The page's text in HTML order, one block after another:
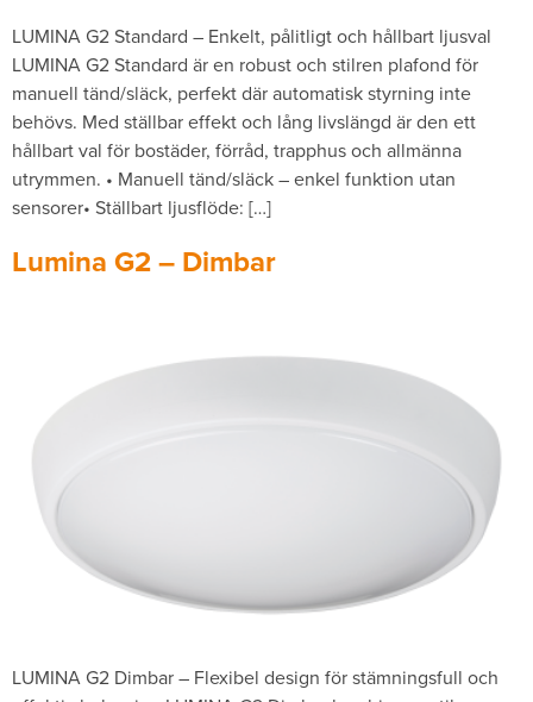
LUMINA G2 Standard – Enkelt, pålitligt och hållbart ljusval
LUMINA G2 Standard är en robust och stilren plafond för
manuell tänd/släck, perfekt där automatisk styrning inte
behövs. Med ställbar effekt och lång livslängd är den ett
hållbart val för bostäder, förråd, trapphus och allmänna
utrymmen. • Manuell tänd/släck – enkel funktion utan
sensorer• Ställbart ljusflöde: […]
Lumina G2 – Dimbar
LUMINA G2 Dimbar – Flexibel design för stämningsfull och